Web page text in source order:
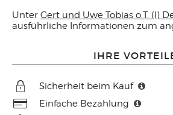
Unter Gert und Uwe Tobias o.T. (I)
ausführliche Informationen zum
IHRE
Sicherheit beim Kauf
Einfache Bezahlung